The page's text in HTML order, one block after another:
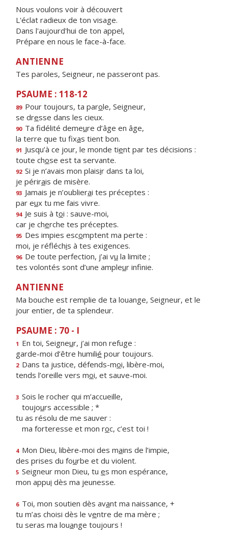
Nous voulons voir à découvert
L'éclat radieux de ton visage.
Dans l'aujourd'hui de ton appel,
Prépare en nous le face-à-face.
ANTIENNE
Tes paroles, Seigneur, ne passeront pas.
PSAUME : 118-12
89 Pour toujours, ta parole, Seigneur,
se dresse dans les cieux.
90 Ta fidélité demeure d’âge en âge,
la terre que tu fixas tient bon.
91 Jusqu’à ce jour, le monde tient par tes décisions :
toute chose est ta servante.
92 Si je n’avais mon plaisir dans ta loi,
je périrais de misère.
93 Jamais je n’oublierai tes préceptes :
par eux tu me fais vivre.
94 Je suis à toi : sauve-moi,
car je cherche tes préceptes.
95 Des impies escomptent ma perte :
moi, je réfléchis à tes exigences.
96 De toute perfection, j’ai vu la limite ;
tes volontés sont d’une ampleur infinie.
ANTIENNE
Ma bouche est remplie de ta louange, Seigneur, et le
jour entier, de ta splendeur.
PSAUME : 70 - I
1 En toi, Seigneur, j’ai mon refuge :
garde-moi d’être humilié pour toujours.
2 Dans ta justice, défends-moi, libère-moi,
tends l’oreille vers moi, et sauve-moi.
3 Sois le rocher qui m’accueille,
toujours accessible ; *
tu as résolu de me sauver :
ma forteresse et mon roc, c’est toi !
4 Mon Dieu, libère-moi des mains de l’impie,
des prises du fourbe et du violent.
5 Seigneur mon Dieu, tu es mon espérance,
mon appui dès ma jeunesse.
6 Toi, mon soutien dès avant ma naissance, +
tu m’as choisi dès le ventre de ma mère ;
tu seras ma louange toujours !